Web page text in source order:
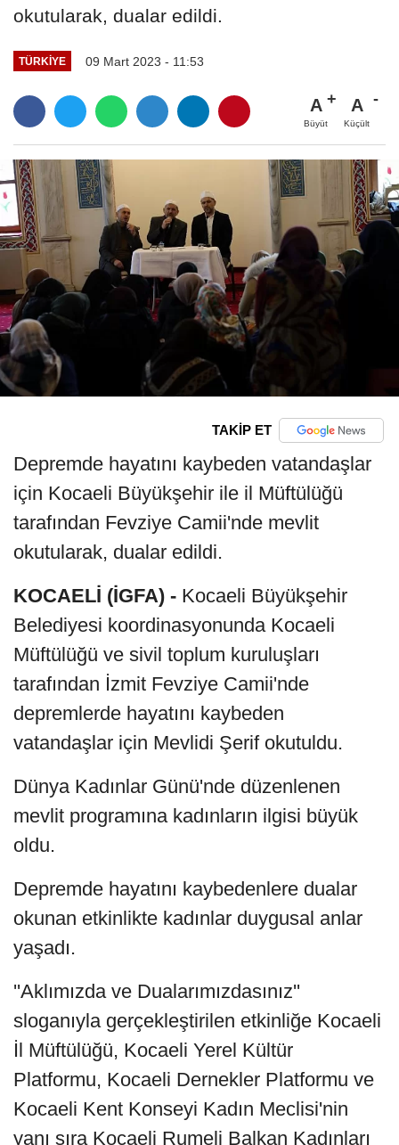
okutularak, dualar edildi.
TÜRKIYE 09 Mart 2023 - 11:53
A
Büyüt
A
Küçült
TAKİP ET
Depremde hayatını kaybeden vatandaşlar
için Kocaeli Büyükşehir ile il Müftülüğü
tarafından Fevziye Camii'nde mevlit
okutularak, dualar edildi.
KOCAELİ (İGFA) - Kocaeli Büyükşehir
Belediyesi koordinasyonunda Kocaeli
Müftülüğü ve sivil toplum kuruluşları
tarafından İzmit Fevziye Camii'nde
depremlerde hayatını kaybeden
vatandaşlar için Mevlidi Şerif okutuldu.
Dünya Kadınlar Günü'nde düzenlenen
mevlit programına kadınların ilgisi büyük
oldu.
Depremde hayatını kaybedenlere dualar
okunan etkinlikte kadınlar duygusal anlar
yaşadı.
''Aklımızda ve Dualarımızdasınız''
sloganıyla gerçekleştirilen etkinliğe Kocaeli
İl Müftülüğü, Kocaeli Yerel Kültür
Platformu, Kocaeli Dernekler Platformu ve
Kocaeli Kent Konseyi Kadın Meclisi'nin
yanı sıra Kocaeli Rumeli Balkan Kadınları